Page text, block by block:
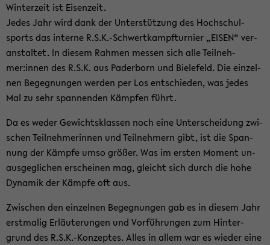
Win­ter­zeit ist Ei­sen­zeit.
Jedes Jahr wird dank der Un­ter­stüt­zung des Hoch­schul­
sports das in­ter­ne R.S.K.-​Schwertkampfturnier „EISEN“ ver­
an­stal­tet. In die­sem Rah­men mes­sen sich alle Teil­neh­
mer:innen des R.S.K. aus Pa­der­born und Bie­le­feld. Die ein­zel­
nen Be­geg­nun­gen wer­den per Los ent­schie­den, was jedes
Mal zu sehr span­nen­den Kämp­fen führt.
Da es weder Ge­wichts­klas­sen noch eine Un­ter­schei­dung zwi­
schen Teil­neh­me­rin­nen und Teil­neh­mern gibt, ist die Span­
nung der Kämp­fe umso grö­ßer. Was im ers­ten Mo­ment un­
aus­ge­gli­chen er­schei­nen mag, gleicht sich durch die hohe
Dy­na­mik der Kämp­fe oft aus.
Zwi­schen den ein­zel­nen Be­geg­nun­gen gab es in die­sem Jahr
erst­ma­lig Er­läu­te­run­gen und Vor­füh­run­gen zum Hin­ter­
grund des R.S.K.-​Konzeptes. Alles in allem war es wie­der eine